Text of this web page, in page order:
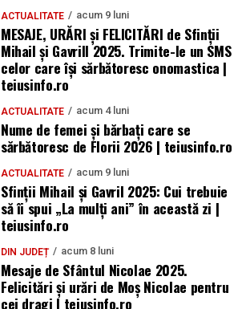
ACTUALITATE acum 9 luni
MESAJE, URĂRI și FELICITĂRI de Sfinții
Mihail și Gavrill 2025. Trimite-le un SMS
celor care își sărbătoresc onomastica |
teiusinfo.ro
ACTUALITATE acum 4 luni
Nume de femei și bărbați care se
sărbătoresc de Florii 2026 | teiusinfo.ro
ACTUALITATE acum 9 luni
Sfinții Mihail și Gavril 2025: Cui trebuie
să îi spui „La mulţi ani” în această zi |
teiusinfo.ro
DIN JUDEȚ acum 8 luni
Mesaje de Sfântul Nicolae 2025.
Felicitări și urări de Moș Nicolae pentru
cei dragi | teiusinfo.ro